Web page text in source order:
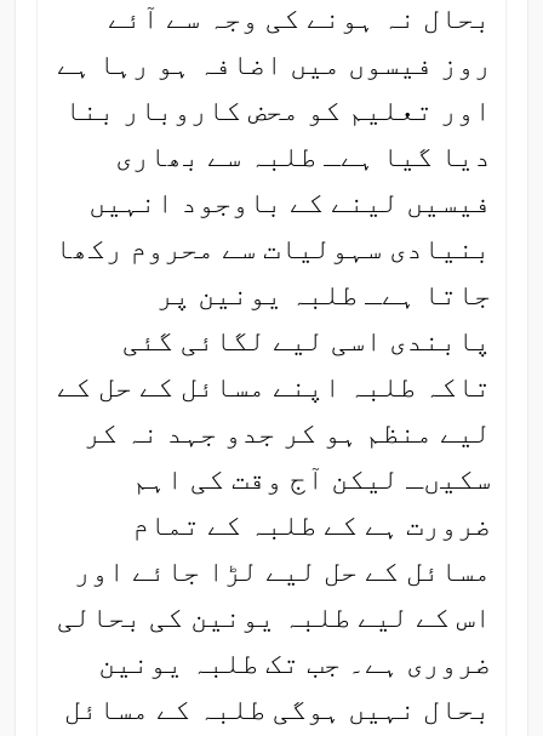
بحال نہ ہونے کی وجہ سے آئے
روز فیسوں میں اضافہ ہو رہا ہے
اور تعلیم کو محض کاروبار بنا
دیا گیا ہےـ طلبہ سے بھاری
فیسیں لینے کے باوجود انہیں
بنیادی سہولیات سے محروم رکھا
جاتا ہےـ طلبہ یونین پر
پابندی اسی لیے لگائی گئی
تاکہ طلبہ اپنے مسائل کے حل کے
لیے منظم ہو کر جدو جہد نہ کر
سکیںـ لیکن آج وقت کی اہم
ضرورت ہے کے طلبہ کے تمام
مسائل کے حل لیے لڑا جائے اور
اس کے لیے طلبہ یونین کی بحالی
ضروری ہے۔ جب تک طلبہ یونین
بحال نہیں ہوگی طلبہ کے مسائل